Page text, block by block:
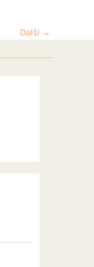
Další →